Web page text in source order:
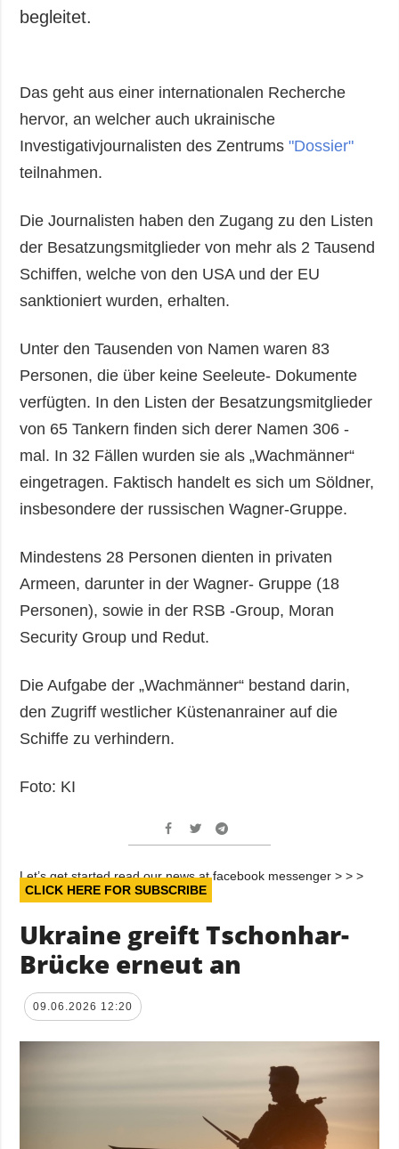
Notstand und
Veröffentlichungen
Interview
Fotos
Video
Abonnement
Fotobank
begleitet.
Das geht aus einer internationalen Recherche
hervor, an welcher auch ukrainische
Investigativjournalisten des Zentrums"Dossier"
teilnahmen.
Die Journalisten haben den Zugang zu den Listen
der Besatzungsmitglieder von mehr als 2 Tausend
Schiffen, welche von den USA und der EU
sanktioniert wurden, erhalten.
Unter den Tausenden von Namen waren 83
Personen, die über keine Seeleute- Dokumente
verfügten. In den Listen der Besatzungsmitglieder
von 65 Tankern finden sich derer Namen 306 -
mal. In 32 Fällen wurden sie als „Wachmänner“
eingetragen. Faktisch handelt es sich um Söldner,
insbesondere der russischen Wagner-Gruppe.
Mindestens 28 Personen dienten in privaten
Armeen, darunter in der Wagner- Gruppe (18
Personen), sowie in der RSB -Group, Moran
Security Group und Redut.
Die Aufgabe der „Wachmänner“ bestand darin,
den Zugriff westlicher Küstenanrainer auf die
Schiffe zu verhindern.
Foto: KI
Let’s get started read our news at facebook messenger > > >
CLICK HERE FOR SUBSCRIBE
Ukraine greift Tschonhar-
Brücke erneut an
09.06.2026 12:20